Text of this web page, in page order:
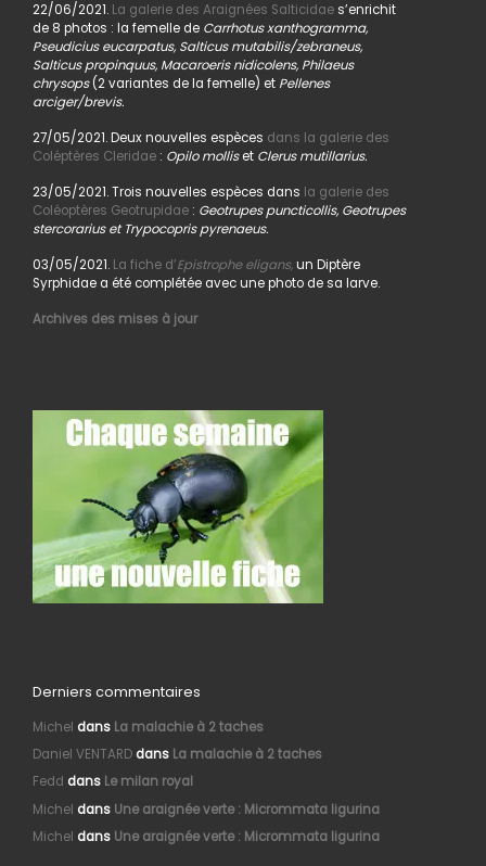
22/06/2021. La galerie des Araignées Salticidaes’enrichit
de 8 photos : la femelle de Carrhotus xanthogramma,
Pseudicius eucarpatus, Salticus mutabilis/zebraneus,
Salticus propinquus, Macaroeris nidicolens, Philaeus
chrysops(2 variantes de la femelle) et Pellenes
arciger/brevis.
27/05/2021. Deux nouvelles espèces dans la galerie des
Coléptères Cleridae: Opilo molliset Clerus mutillarius.
23/05/2021. Trois nouvelles espèces dans la galerie des
Coléoptères Geotrupidae: Geotrupes puncticollis, Geotrupes
stercorarius et Trypocopris pyrenaeus.
03/05/2021. La fiche d’Epistrophe eligans,un Diptère
Syrphidae a été complétée avec une photo de sa larve.
Archives des mises à jour
Derniers commentaires
Michel dans La malachie à 2 taches
Daniel VENTARDdans La malachie à 2 taches
Fedd dans Le milan royal
Michel dans Une araignée verte : Micrommata ligurina
Michel dans Une araignée verte : Micrommata ligurina